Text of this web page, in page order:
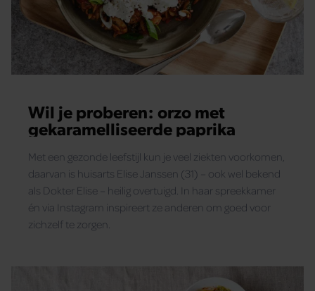
Wil je proberen: orzo met
gekaramelliseerde paprika
Met een gezonde leefstijl kun je veel ziekten voorkomen,
daarvan is huisarts Elise Janssen (31) – ook wel bekend
als Dokter Elise – heilig overtuigd. In haar spreekkamer
én via Instagram inspireert ze anderen om goed voor
zichzelf te zorgen.